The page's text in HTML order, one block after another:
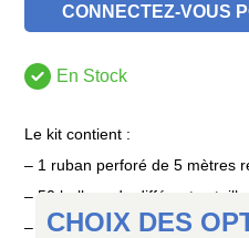
CONNECTEZ-VOUS
En Stock
Le kit contient :
– 1 ruban perforé de 5 mètres
– 50 ballons de différentes tailles
– 1 mode d’emploi détaillé
CHOIX DES